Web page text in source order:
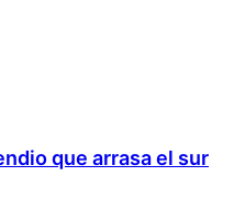
que arrasa el sur